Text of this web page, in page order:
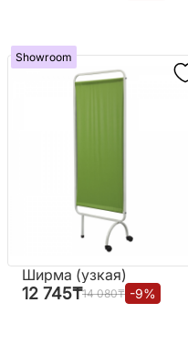
Showroom
Ширма (узкая)
12 745₸14 080₸ -9%